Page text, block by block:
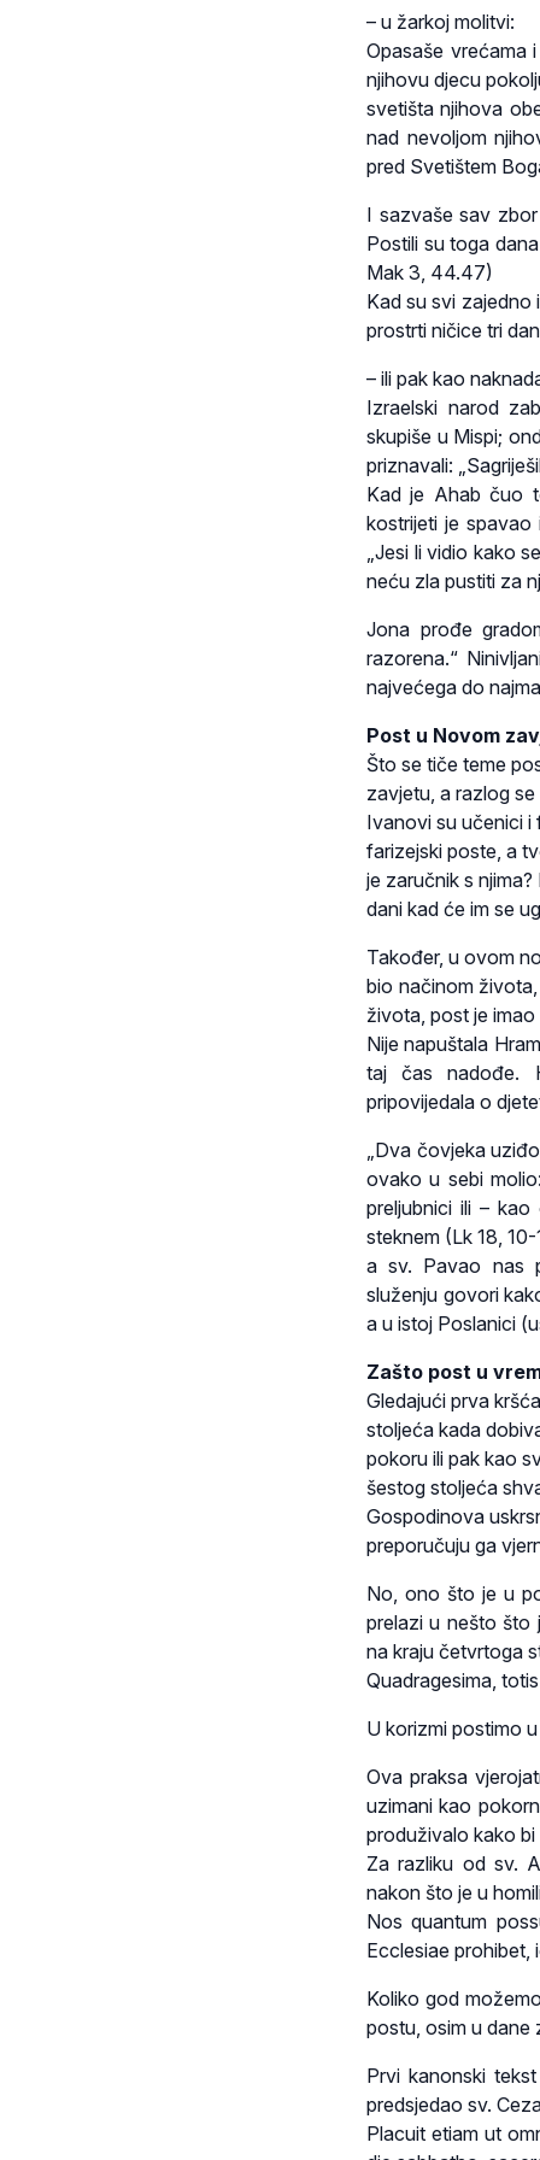
– u žarkoj molitvi:
Opasaše vrećama
njihovu djecu
svetišta njihova
nad nevoljom
pred Svetištem
I sazvaše sav
Postili su toga
Mak 3, 44.47)
Kad su svi zajedno
prostrti ničice tri
– ili pak kao
Izraelski narod
skupiše u Mispi;
priznavali:
Kad je Ahab čuo
kostrijeti je
„Jesi li vidio kako
neću zla pustiti za
Jona prođe
razorena.“
najvećega do
Post u Novom
Što se tiče teme
zavjetu, a razlog
Ivanovi su učenici i
farizejski poste, a
je zaručnik s
dani kad će im se
Također, u ovom
bio načinom
života, post je
Nije napuštala
taj čas nadođe.
pripovijedala o
„Dva čovjeka
ovako u sebi
preljubnici ili –
steknem (Lk 18, 10-
a sv. Pavao nas
služenju govori
a u istoj Poslanici
Zašto post u
Gledajući prva
stoljeća kada
pokoru ili pak kao
šestog stoljeća
Gospodinova
preporučuju ga
No, ono što je u
prelazi u nešto što
na kraju četvrtoga
Quadragesima,
U korizmi postimo
Ova praksa
uzimani kao
produživalo kako
Za razliku od sv.
nakon što je u
Nos quantum
Ecclesiae prohibet,
Koliko god
postu, osim u dane
Prvi kanonski
predsjedao sv.
Placuit etiam ut